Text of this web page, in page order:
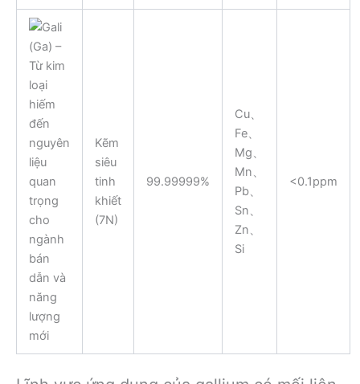
Kẽm
siêu
tinh
khiết
(7N)
99.99999%
Cu、
Fe、
Mg、
Mn、
Pb、
Sn、
Zn、
Si
<0.1ppm